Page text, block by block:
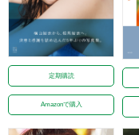
定期購読
Amazonで購入